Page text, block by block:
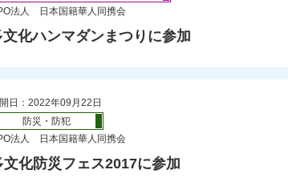
法人 日本国籍華人同携会
化ハンマダンまつりに参加
日：2022年09月22日
防災・防犯
法人 日本国籍華人同携会
文化防災フェス2017に参加